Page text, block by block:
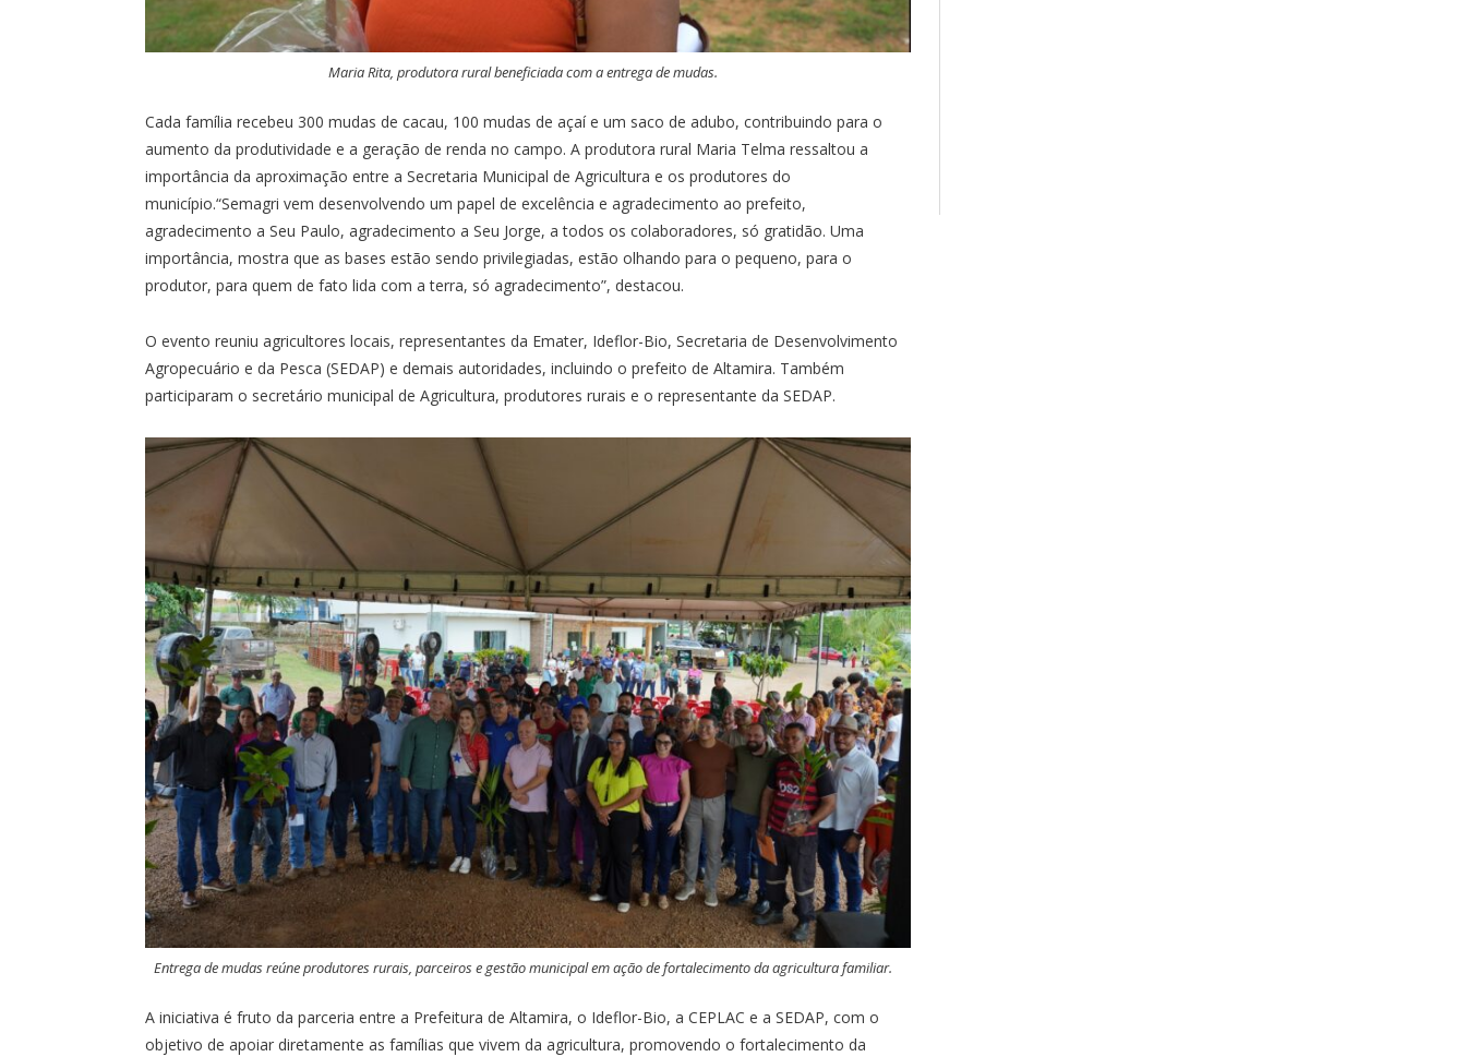
Maria Rita, produtora rural beneficiada com a entrega de mudas.
Cada família recebeu 300 mudas de cacau, 100 mudas de açaí e um saco de adubo, contribuindo para o
aumento da produtividade e a geração de renda no campo. A produtora rural Maria Telma ressaltou a
importância da aproximação entre a Secretaria Municipal de Agricultura e os produtores do
município.“Semagri vem desenvolvendo um papel de excelência e agradecimento ao prefeito,
agradecimento a Seu Paulo, agradecimento a Seu Jorge, a todos os colaboradores, só gratidão. Uma
importância, mostra que as bases estão sendo privilegiadas, estão olhando para o pequeno, para o
produtor, para quem de fato lida com a terra, só agradecimento”, destacou.
O evento reuniu agricultores locais, representantes da Emater, Ideflor-Bio, Secretaria de Desenvolvimento
Agropecuário e da Pesca (SEDAP) e demais autoridades, incluindo o prefeito de Altamira. Também
participaram o secretário municipal de Agricultura, produtores rurais e o representante da SEDAP.
Entrega de mudas reúne produtores rurais, parceiros e gestão municipal em ação de fortalecimento da agricultura familiar.
A iniciativa é fruto da parceria entre a Prefeitura de Altamira, o Ideflor-Bio, a CEPLAC e a SEDAP, com o
objetivo de apoiar diretamente as famílias que vivem da agricultura, promovendo o fortalecimento da